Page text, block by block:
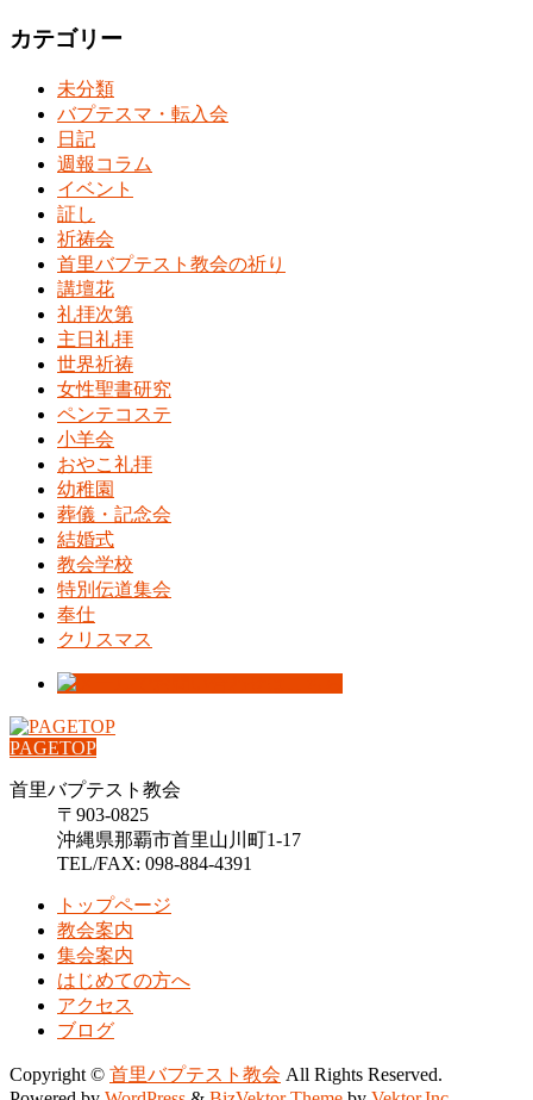
カテゴリー
未分類
バプテスマ・転入会
日記
週報コラム
イベント
証し
祈祷会
首里バプテスト教会の祈り
講壇花
礼拝次第
主日礼拝
世界祈祷
女性聖書研究
ペンテコステ
小羊会
おやこ礼拝
幼稚園
葬儀・記念会
結婚式
教会学校
特別伝道集会
奉仕
クリスマス
PAGETOP
首里バプテスト教会
〒903-0825
沖縄県那覇市首里山川町1-17
TEL/FAX: 098-884-4391
トップページ
教会案内
集会案内
はじめての方へ
アクセス
ブログ
Copyright © 首里バプテスト教会 All Rights Reserved.